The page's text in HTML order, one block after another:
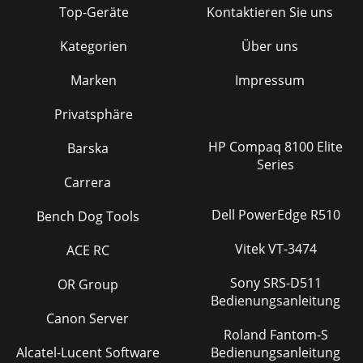
Top-Geräte
Kategorien
Marken
Privatsphäre
Kontaktieren Sie uns
Über uns
Impressum
Barska
Carrera
Bench Dog Tools
ACE RC
OR Group
Canon Server
Alcatel-Lucent Software
HP Compaq 8100 Elite
Series
Dell PowerEdge R510
Vitek VT-3474
Sony SRS-D511
Bedienungsanleitung
Roland Fantom-S
Bedienungsanleitung